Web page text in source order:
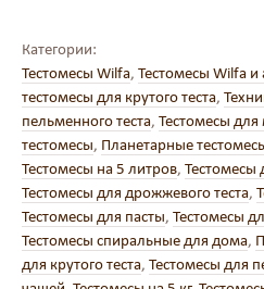
Категории:
Тестомесы Wilfa, Тестомесы Wilfa и
тестомесы для крутого теста,
пельменного теста, Тестомесы
тестомесы, Планетарные
Тестомесы на 5 литров, Тестомесы
Тестомесы для дрожжевого теста,
Тестомесы для пасты, Тестомесы
Тестомесы спиральные для дома,
для крутого теста, Тестомесы для